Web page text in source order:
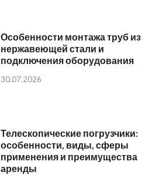
Особенности монтажа труб из
нержавеющей стали и
подключения оборудования
30.07.2026
Телескопические погрузчики:
особенности, виды, сферы
применения и преимущества
аренды